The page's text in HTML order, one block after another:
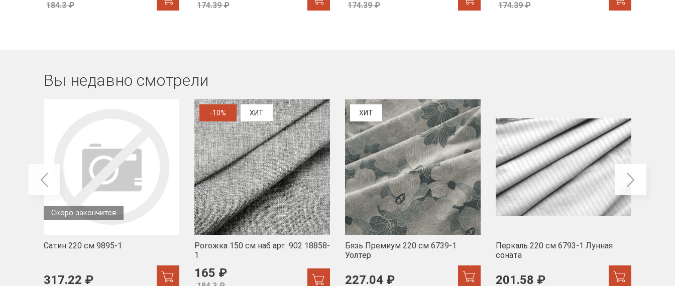
184.3 ₽ 174.39 ₽ 174.39 ₽ 174.39 ₽
Вы недавно смотрели
Скоро закончится
Сатин 220 см 9895-1
317.22 ₽
-10% ХИТ
Рогожка 150 см наб арт. 902 18858-
1
165 ₽
ХИТ
Бязь Премиум 220 см 6739-1
Уолтер
227.04 ₽
Перкаль 220 см 6793-1 Лунная
соната
201.58 ₽